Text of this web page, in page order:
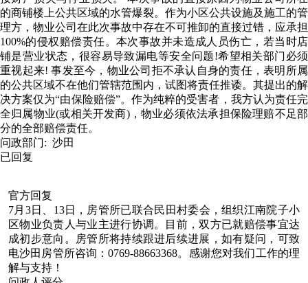
的商铺楼上公共区域的水管爆裂。作为小区公共设施及施工的管
理方，物业公司在此次事故中存在不可推卸的直接过错，应承担
100%的侵权赔偿责任。本次事故并未造成人员伤亡，若当时店
铺是营业状态，很容易导致漏电等安全问题!希望相关部门必须
重视起来! 事发至今，物业公司拒不承认自身的责任，表明所属
的公共区域不在他们管辖范围内，试图将责任推诿。其提出的解
决方案仅为“由保险赔偿”。作为纯粹的受害者，我方认为责任完
全归属物业(或相关开发商)，物业必须依法承担保险理赔不足部
分的全部赔偿责任。
问政部门: 沙田
已回复
官方回复
7月3日、13日，房管所已联合民田村委会，组织江南院子小
区物业负责人与业主进行协调。目前，双方已就赔偿事宜达
成初步意向。房管所将持续跟进后续进展，如有疑问，可致
电沙田房管所咨询：0769-88663368。感谢您对我们工作的理
解与支持！